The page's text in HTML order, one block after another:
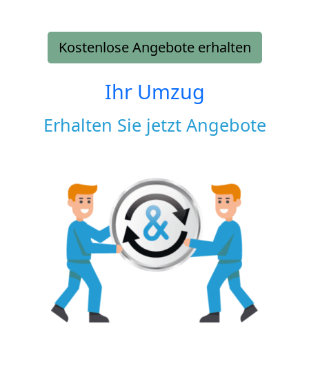
Kostenlose Angebote erhalten
Ihr Umzug
Erhalten Sie jetzt Angebote